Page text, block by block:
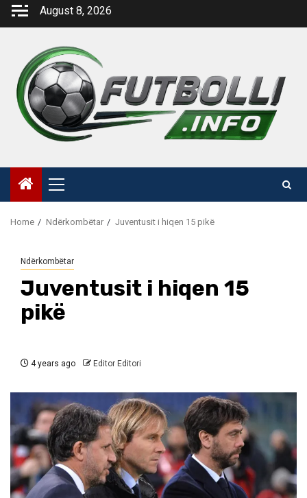
Skip
August 8, 2026
Primary
Menu
Home Ndërkombëtar Juventusit i hiqen 15 pikë
Ndërkombëtar
Juventusit i hiqen 15
pikë
4 years ago Editor Editori